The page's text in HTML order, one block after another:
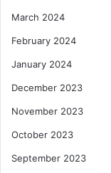
March 2024
February 2024
January 2024
December 2023
November 2023
October 2023
September 2023